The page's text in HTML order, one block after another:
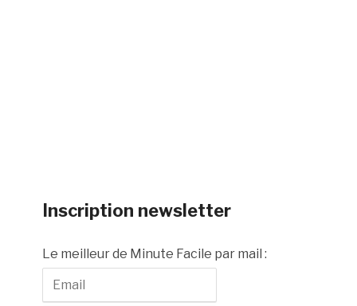
Inscription newsletter
Le meilleur de Minute Facile par mail :